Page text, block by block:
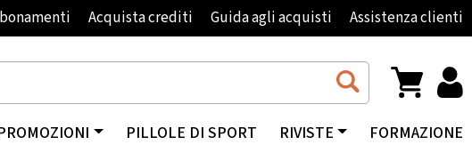
Acquista crediti Guida agli acquisti Assistenza clienti
PILLOLE DI SPORT RIVISTE FORMAZIONE